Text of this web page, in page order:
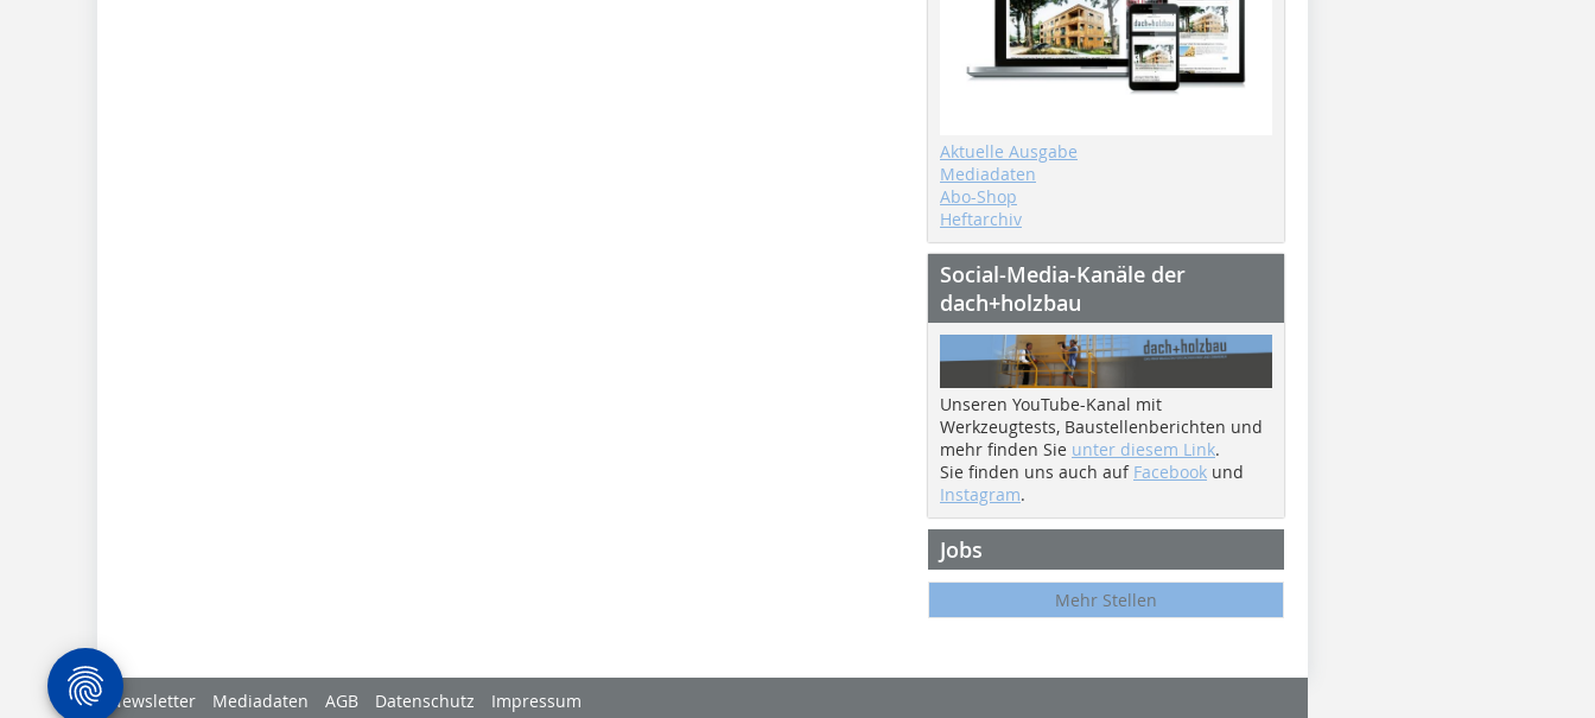
Aktuelle Ausgabe
Mediadaten
Abo-Shop
Heftarchiv
Social-Media-Kanäle der
dach+holzbau
Unseren YouTube-Kanal mit
Werkzeugtests, Baustellenberichten und
mehr finden Sie unter diesem Link.
Sie finden uns auch auf Facebook und
Instagram.
Jobs
Mehr Stellen
Newsletter Mediadaten AGB Datenschutz Impressum